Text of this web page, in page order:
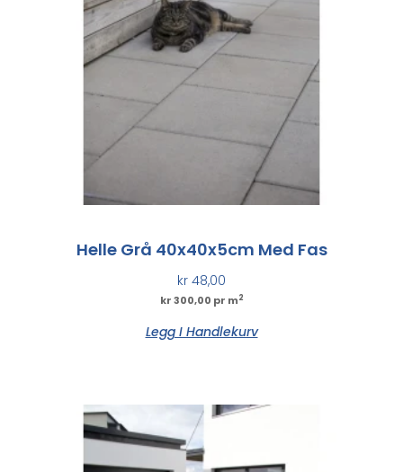
Helle Grå 40x40x5cm Med Fas
kr 48,00
kr 300,00 pr m2
Legg I Handlekurv